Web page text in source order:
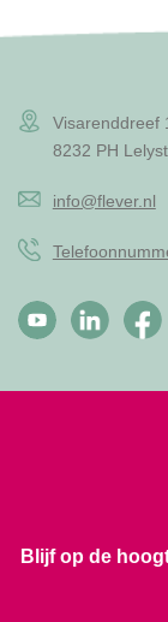
Visarenddreef
8232 PH
info@flever.nl
Blijf op de